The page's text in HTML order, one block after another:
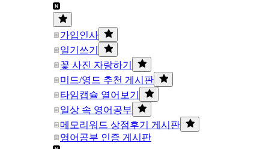
가입인사
일기쓰기
꽃 사진 자랑하기
미드/영드 추천 게시판
타임캡슐 열어보기
일상 속 영어공부
메모리워드 상점후기 게시판
영어공부 인증 게시판